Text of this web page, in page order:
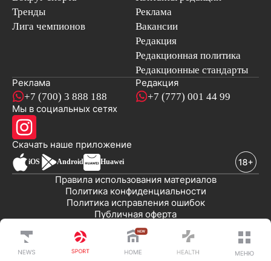
Тренды
Лига чемпионов
Реклама
Вакансии
Редакция
Редакционная политика
Редакционные стандарты
Реклама
+7 (700) 3 888 188
Редакция
+7 (777) 001 44 99
Мы в социальных сетях
Скачать наше приложениеновостей
iOS Android Huawei
Публичная оферта
Политика исправления ошибок
Политика конфиденциальности
Правила использования материалов
© 2008-2026 ТОО «EML»